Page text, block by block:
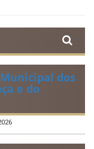
dos
e do